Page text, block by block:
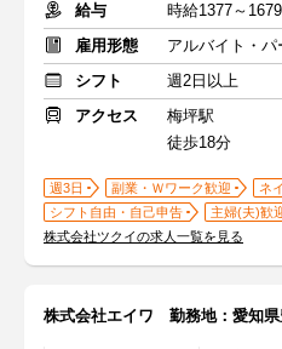
給与
時給1377～
雇用形態
アルバイト・パ
シフト
週2日以上
アクセス
梅坪駅
徒歩18分
週3日 副業・Ｗワーク歓迎
ネ
シフト自由・自己申告
主婦(夫)歓
株式会社ツクイの求人一覧を見る
株式会社エイワ 勤務地：愛知県